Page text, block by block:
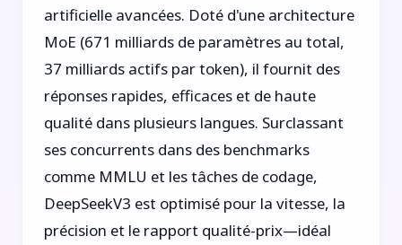
artificielle avancées. Doté d'une architecture
MoE (671 milliards de paramètres au total,
37 milliards actifs par token), il fournit des
réponses rapides, efficaces et de haute
qualité dans plusieurs langues. Surclassant
ses concurrents dans des benchmarks
comme MMLU et les tâches de codage,
DeepSeekV3 est optimisé pour la vitesse, la
précision et le rapport qualité-prix—idéal